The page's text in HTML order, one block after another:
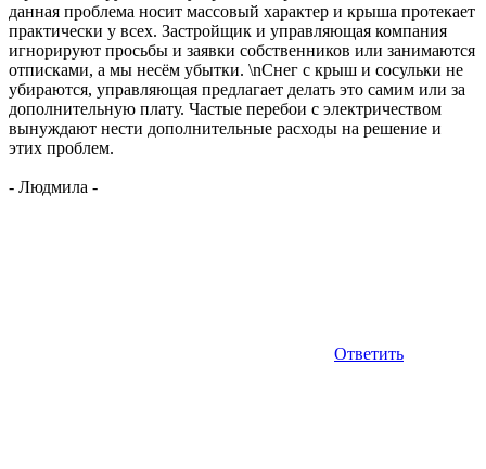
данная проблема носит массовый характер и крыша протекает
практически у всех. Застройщик и управляющая компания
игнорируют просьбы и заявки собственников или занимаются
отписками, а мы несём убытки. \nСнег с крыш и сосульки не
убираются, управляющая предлагает делать это самим или за
дополнительную плату. Частые перебои с электричеством
вынуждают нести дополнительные расходы на решение и
этих проблем.
- Людмила -
Ответить